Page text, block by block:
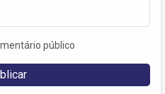
público